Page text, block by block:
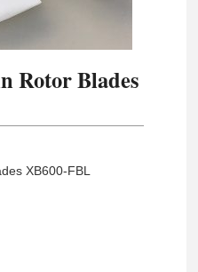
Rotor Blades
XB600-FBL